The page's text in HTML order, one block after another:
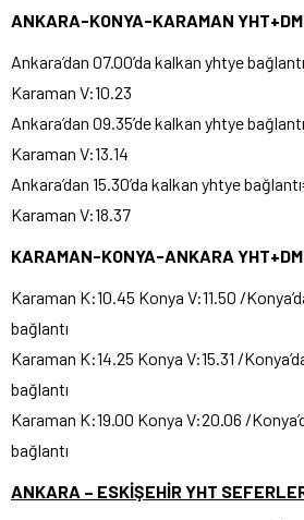
ANKARA-KONYA-KARAMAN
Ankara’dan 07.00’da kalkan yhtye
Karaman V:10.23
Ankara’dan 09.35’de kalkan yhtye
Karaman V:13.14
Ankara’dan 15.30’da kalkan yhtye
Karaman V:18.37
KARAMAN-KONYA-ANKARA
Karaman K:10.45 Konya V:11.50 /
bağlantı
Karaman K:14.25 Konya V:15.31 /
bağlantı
Karaman K:19.00 Konya V:20.06 /
bağlantı
ANKARA – ESKİŞEHİR YHT